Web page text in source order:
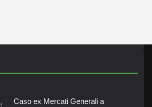
Caso ex Mercati Generali a